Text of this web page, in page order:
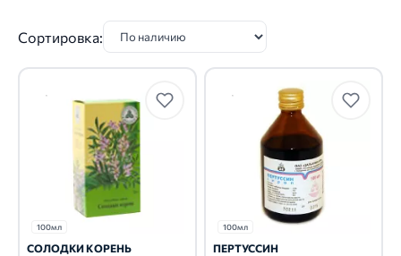
Сортировка:
100мл
СОЛОДКИ КОРЕНЬ
100мл
ПЕРТУССИН